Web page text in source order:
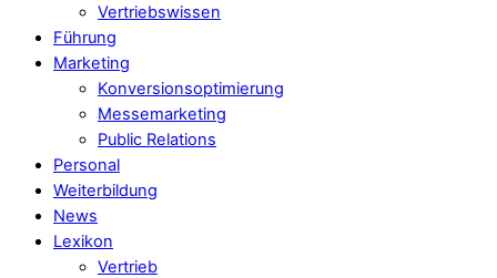
Vertriebswissen
Führung
Marketing
Konversionsoptimierung
Messemarketing
Public Relations
Personal
Weiterbildung
News
Lexikon
Vertrieb